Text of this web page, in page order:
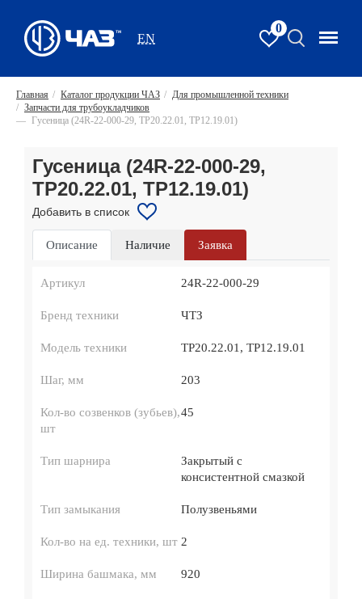
EN
0
Главная / Каталог продукции ЧАЗ / Для промышленной техники
/ Запчасти для трубоукладчиков
— Гусеница (24R-22-000-29, ТР20.22.01, ТР12.19.01)
Гусеница (24R-22-000-29,
ТР20.22.01, ТР12.19.01)
Добавить в список
Описание Наличие Заявка
Артикул 24R-22-000-29
Бренд техники ЧТЗ
Модель техники ТР20.22.01, ТР12.19.01
Шаг, мм 203
Кол-во созвенков (зубьев),
шт
45
Тип шарнира
Закрытый с
консистентной смазкой
Тип замыкания Полузвеньями
Кол-во на ед. техники, шт 2
Ширина башмака, мм 920